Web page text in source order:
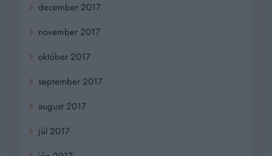
december 2017
november 2017
október 2017
september 2017
august 2017
júl 2017